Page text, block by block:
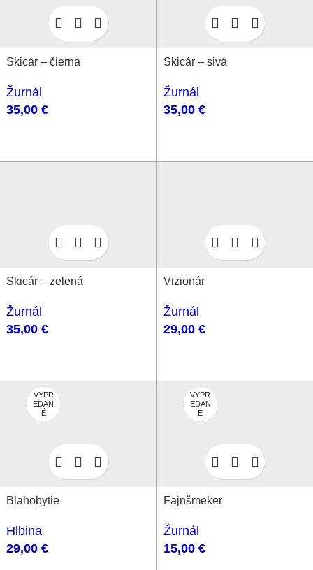
Skicár – čierna
Žurnál
35,00 €
Skicár – sivá
Žurnál
35,00 €
Skicár – zelená
Žurnál
35,00 €
Vizionár
Žurnál
29,00 €
VYPR
EDAN
É
Blahobytie
Hlbina
29,00 €
VYPR
EDAN
É
Fajnšmeker
Žurnál
15,00 €